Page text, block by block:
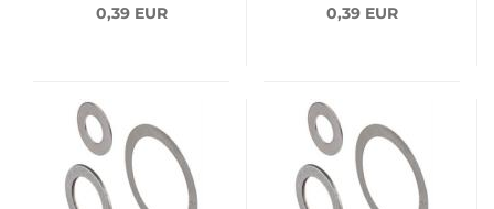
0,39 EUR 0,39 EUR